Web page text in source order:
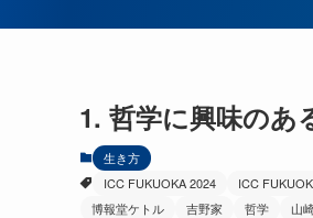
1. 哲学に興味のあ
生き方
ICC FUKUOKA 2024
ICC
博報堂ケトル
吉野家 哲学 山